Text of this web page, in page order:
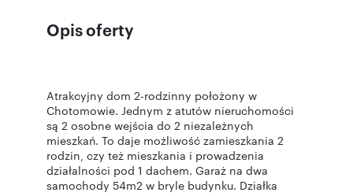
Opis oferty
Atrakcyjny dom 2-rodzinny położony w
Chotomowie. Jednym z atutów nieruchomości
są 2 osobne wejścia do 2 niezależnych
mieszkań. To daje możliwość zamieszkania 2
rodzin, czy też mieszkania i prowadzenia
działalności pod 1 dachem. Garaż na dwa
samochody 54m2 w bryle budynku. Działka